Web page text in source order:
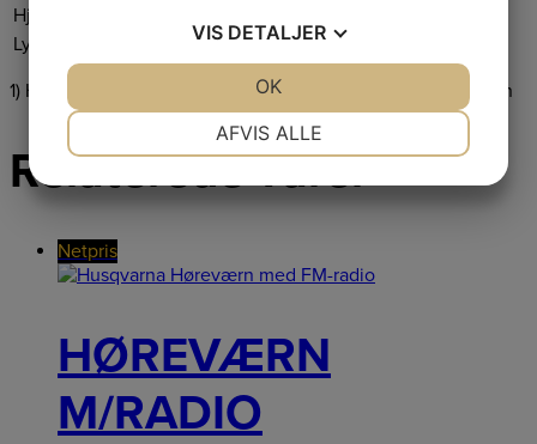
Hjelm, indretning
Lysgennemsigtighed % 75 –80
1) H-M-L: høj-, mellem og lavfrekvent lyddæmpningsværdien
Relaterede varer
Netpris
HØREVÆRN
M/RADIO
VIS DETALJER
AFVIS ALLE
OK